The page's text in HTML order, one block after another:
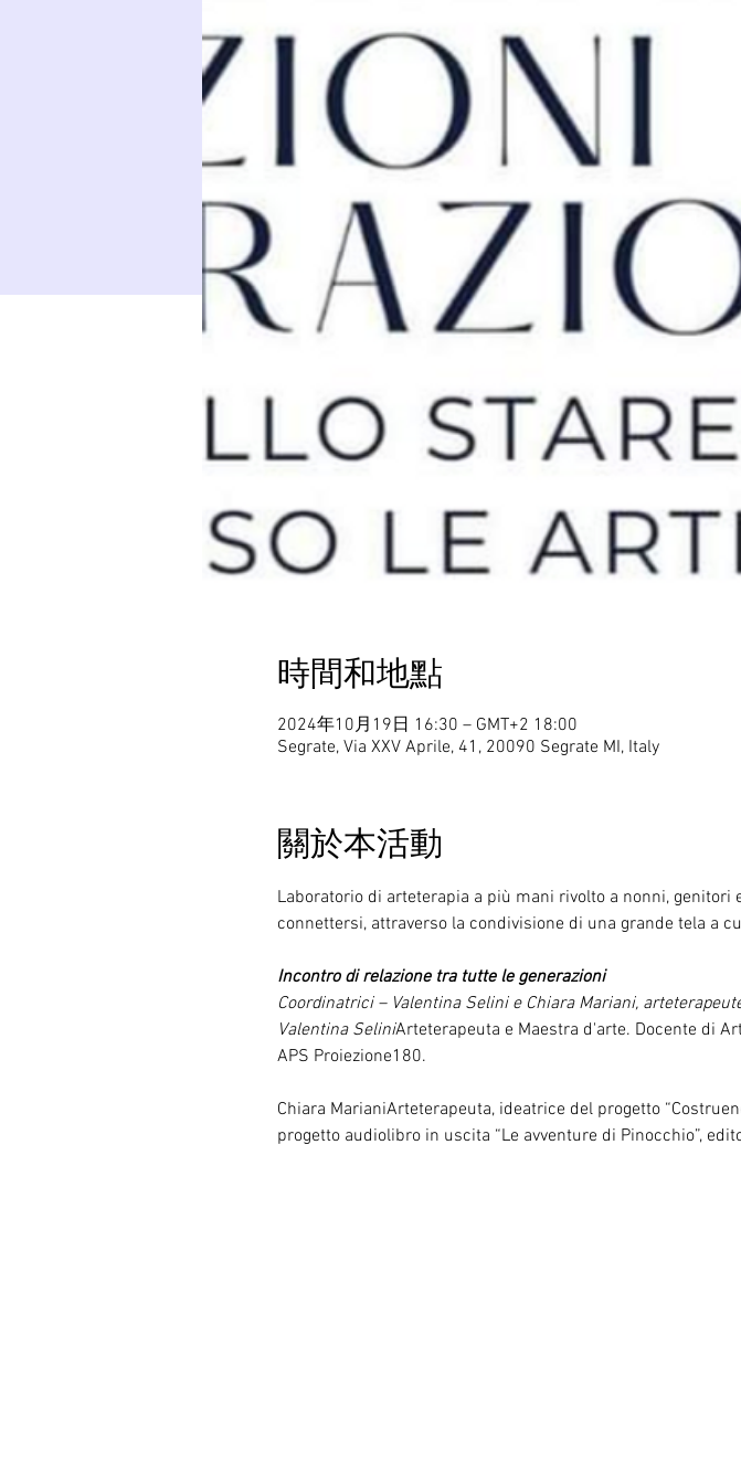
時間和地點
2024年10月19日 16:30 – GMT+2 18:00
Segrate, Via XXV Aprile, 41, 20090 Segrate MI, Italy
關於本活動
Laboratorio di arteterapia a più mani rivolto a nonni,
connettersi, attraverso la condivisione di una grande tela a
Incontro di relazione tra tutte le generazioni
Coordinatrici – Valentina Selini e Chiara Mariani,
Valentina SeliniArteterapeuta e Maestra d'arte. Docente di
APS Proiezione180.
Chiara MarianiArteterapeuta, ideatrice del progetto
progetto audiolibro in uscita “Le avventure di Pinocchio”,